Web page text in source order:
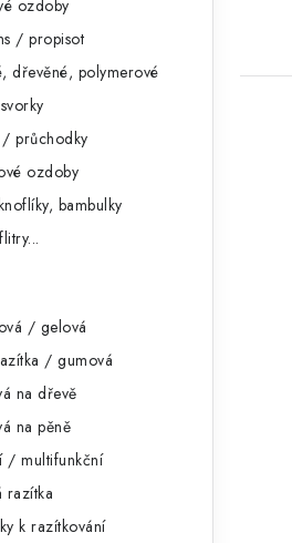
ozdoby
/ propisot
dřevěné, polymerové
/ průchodky
ozdoby
bambulky
/ gelová
/ gumová
na dřevě
na pěně
/ multifunkční
razítka
k razítkování